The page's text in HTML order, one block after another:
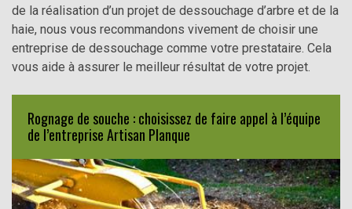
de la réalisation d’un projet de dessouchage d’arbre et de la
haie, nous vous recommandons vivement de choisir une
entreprise de dessouchage comme votre prestataire. Cela
vous aide à assurer le meilleur résultat de votre projet.
Rognage de souche : choisissez de faire appel à l’équipe
de l’entreprise Artisan Planque